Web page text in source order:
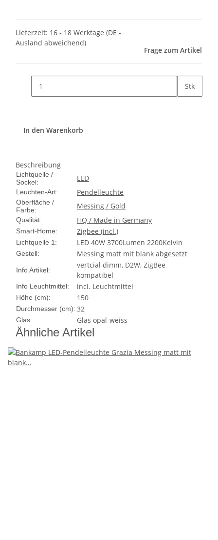
Lieferzeit: 16 - 18 Werktage (DE -
Ausland abweichend)
Frage zum Artikel
Stk
In den Warenkorb
Beschreibung
Lichtquelle /
Sockel:
LED
Leuchten-Art: Pendelleuchte
Oberfläche /
Farbe:
Messing / Gold
Qualität: HQ / Made in Germany
Smart-Home: Zigbee (incl.)
Lichtquelle 1: LED 40W 3700Lumen 2200Kelvin
Gestell: Messing matt mit blank abgesetzt
Info Artikel:
vertcial dimm, D2W, ZigBee
kompatibel
Info Leuchtmittel: incl. Leuchtmittel
Höhe (cm): 150
Durchmesser (cm): 32
Glas: Glas opal-weiss
Ähnliche Artikel